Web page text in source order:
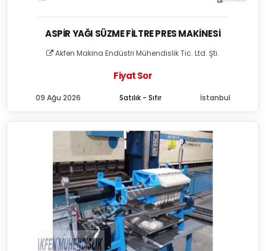
ASPIR YAĞI SÜZME FILTRE PRES MAKINESI
Akfen Makina Endüstri Mühendislik Tic. Ltd. Şti.
Fiyat Sor
Satılık - Sıfır
09 Ağu 2026 İstanbul